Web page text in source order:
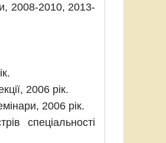
2008-2010, 2013-
2006 рік.
2006 рік.
спеціальності